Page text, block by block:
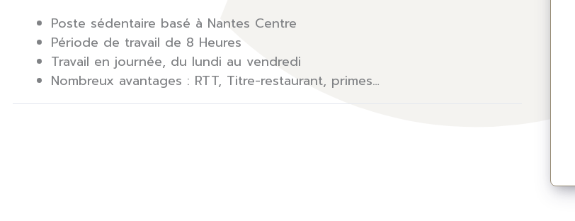
Poste sédentaire basé à Nantes Centre
Période de travail de 8 Heures
Travail en journée, du lundi au vendredi
Nombreux avantages : RTT, Titre-restaurant, primes…